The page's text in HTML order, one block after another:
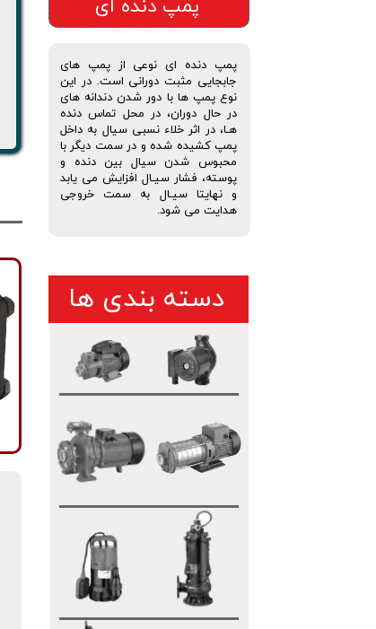
دسته بندی ها
پمپ دنده ای نوعی از پمپ های
جابجایی مثبت دورانی است. در این
نوع پمپ ها با دور شدن دندانه های
در حال دوران، در محل تماس دنده
هـا، در اثر خلاء نسبی سیال به داخل
پمپ کشیده شده و در سمت دیگر با
محبوس شدن سیال بین دنده و
پوسته، فشار سیـال افزایش می یابد
و نهایتا سیـال به سمت خروجی
هدایت می شود.
پمپ دنده ای